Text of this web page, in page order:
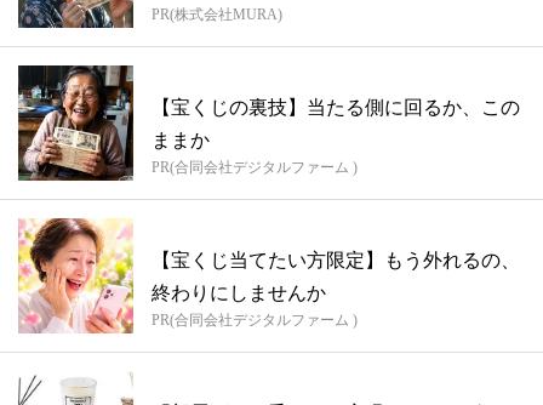
PR(株式会社MURA)
【宝くじの裏技】当たる側に回るか、この
ままか
PR(合同会社デジタルファーム )
【宝くじ当てたい方限定】もう外れるの、
終わりにしませんか
PR(合同会社デジタルファーム )